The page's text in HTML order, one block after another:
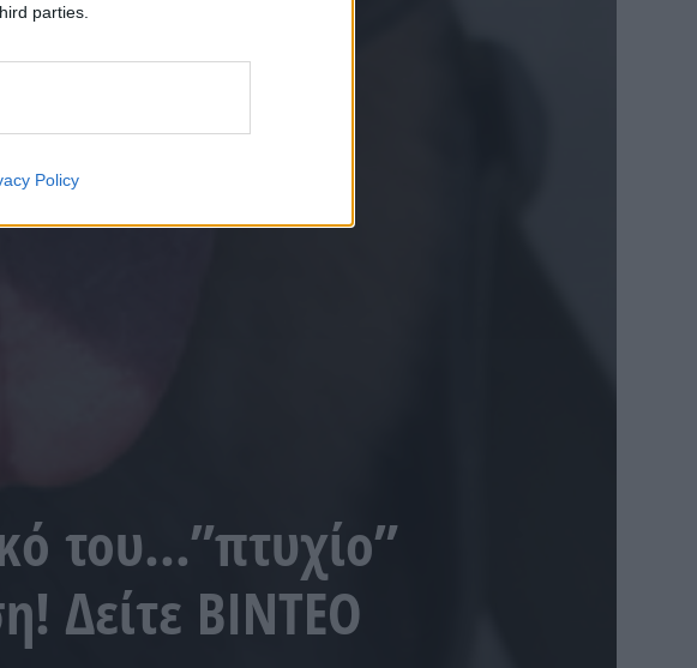
parties.
Policy
του…”πτυχίο”
Δείτε ΒΙΝΤΕΟ